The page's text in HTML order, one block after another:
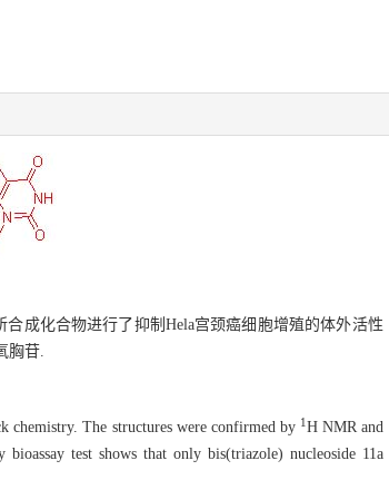
合成化合物进行了抑制Hela宫颈癌细胞增殖的体外活性
胸苷.
chemistry. The structures were confirmed by 1 H NMR and
test shows that only bis(triazole) nucleoside 11a